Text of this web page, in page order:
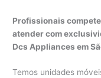
Profissionais
atender com
Dcs Appliances em
Temos unidades